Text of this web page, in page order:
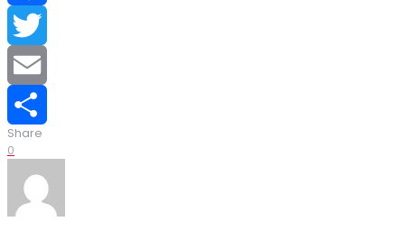
Facebook
Twitter
Email
Teilen
Share
0